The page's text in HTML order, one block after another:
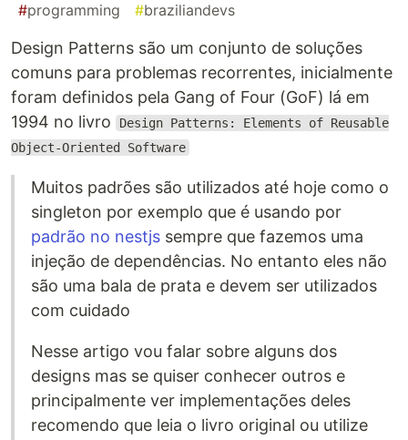
#programming #braziliandevs
Design Patterns são um conjunto de soluções
comuns para problemas recorrentes, inicialmente
foram definidos pela Gang of Four (GoF) lá em
1994 no livro
Design Patterns: Elements of Reusable
Object-Oriented Software
Muitos padrões são utilizados até hoje como o
singleton por exemplo que é usando por
padrão no nestjs sempre que fazemos uma
injeção de dependências. No entanto eles não
são uma bala de prata e devem ser utilizados
com cuidado
Nesse artigo vou falar sobre alguns dos
designs mas se quiser conhecer outros e
principalmente ver implementações deles
recomendo que leia o livro original ou utilize